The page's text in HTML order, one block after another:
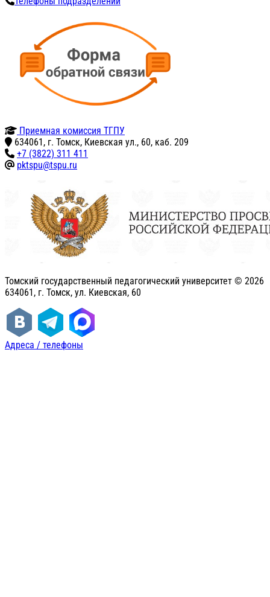
Приемная комиссия ТГПУ
634061, г. Томск, Киевская ул., 60, каб. 209
+7 (3822) 311 411
pktspu@tspu.ru
Томский государственный педагогический университет © 2026
634061, г. Томск, ул. Киевская, 60
Адреса / телефоны